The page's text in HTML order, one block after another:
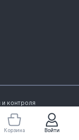
Войти
Корзина
контроля